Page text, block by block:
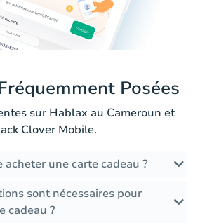
Posées
sur Hablax au Cameroun et
Clover Mobile.
acheter une carte cadeau ?
sont nécessaires pour
cadeau ?